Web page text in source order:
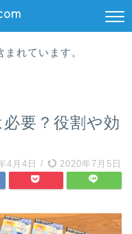
れています。
要？役割や効
4月4日 / 2020年7月5日